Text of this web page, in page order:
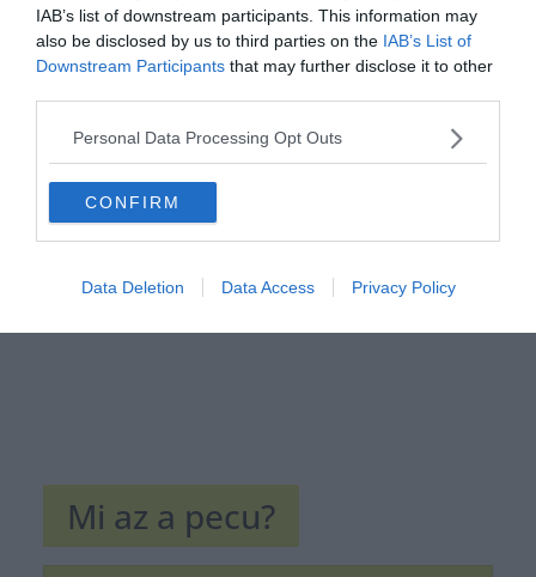
IAB’s list of downstream participants. This information may
also be disclosed by us to third parties on the IAB’s List of
Downstream Participants that may further disclose it to other
Personal Data Processing Opt Outs
CONFIRM
Data Deletion Data Access Privacy Policy
Hirdetés
Mi az a pecu?